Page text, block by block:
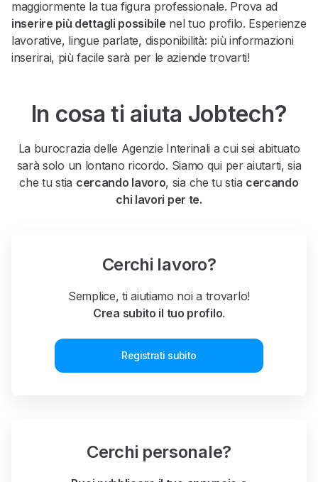
maggiormente la tua figura professionale. Prova ad
inserire più dettagli possibile nel tuo profilo. Esperienze
lavorative, lingue parlate, disponibilità: più informazioni
inserirai, più facile sarà per le aziende trovarti!
In cosa ti aiuta Jobtech?
La burocrazia delle Agenzie Interinali a cui sei abituato
sarà solo un lontano ricordo. Siamo qui per aiutarti, sia
che tu stia cercando lavoro, sia che tu stia cercando
chi lavori per te.
Cerchi lavoro?
Semplice, ti aiutiamo noi a trovarlo!
Crea subito il tuo profilo.
Registrati subito
Cerchi personale?